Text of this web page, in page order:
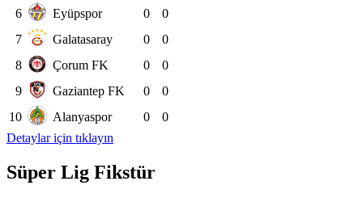
6
Eyüpspor 0
0
7
Galatasaray 0
0
8
Çorum FK 0
0
9
Gaziantep FK 0
0
10
Alanyaspor 0
0
Detaylar için tıklayın
Süper Lig Fikstür